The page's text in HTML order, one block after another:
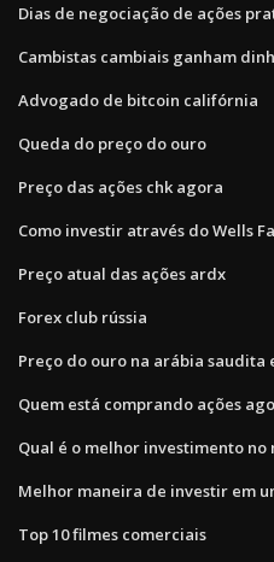
Dias de negociação de ações
Cambistas cambiais ganham
Advogado de bitcoin califórnia
Queda do preço do ouro
Preço das ações chk agora
Como investir através do Wells
Preço atual das ações ardx
Forex club rússia
Preço do ouro na arábia saudita
Quem está comprando ações
Qual é o melhor investimento no
Melhor maneira de investir em
Top 10 filmes comerciais